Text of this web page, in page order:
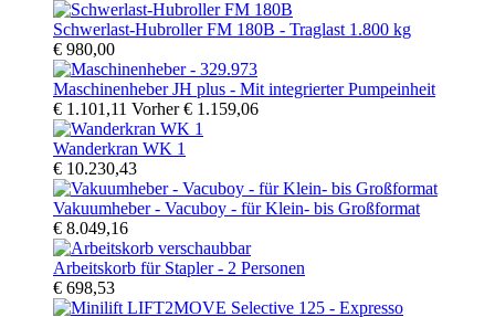
Schwerlast-Hubroller FM 180B - Traglast 1.800 kg
€ 980,00
Maschinenheber JH plus - Mit integrierter Pumpeinheit
€ 1.101,11 Vorher€ 1.159,06
Wanderkran WK 1
€ 10.230,43
Vakuumheber - Vacuboy - für Klein- bis Großformat
€ 8.049,16
Arbeitskorb für Stapler - 2 Personen
€ 698,53